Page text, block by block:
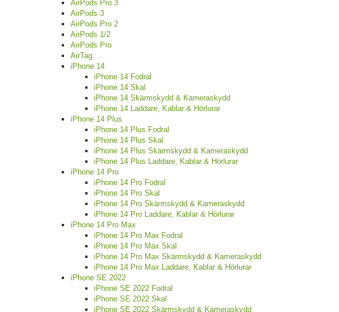
AirPods Pro 3
AirPods 3
AirPods Pro 2
AirPods 1/2
AirPods Pro
AirTag
iPhone 14
iPhone 14 Fodral
iPhone 14 Skal
iPhone 14 Skärmskydd & Kameraskydd
iPhone 14 Laddare, Kablar & Hörlurar
iPhone 14 Plus
iPhone 14 Plus Fodral
iPhone 14 Plus Skal
iPhone 14 Plus Skärmskydd & Kameraskydd
iPhone 14 Plus Laddare, Kablar & Hörlurar
iPhone 14 Pro
iPhone 14 Pro Fodral
iPhone 14 Pro Skal
iPhone 14 Pro Skärmskydd & Kameraskydd
iPhone 14 Pro Laddare, Kablar & Hörlurar
iPhone 14 Pro Max
iPhone 14 Pro Max Fodral
iPhone 14 Pro Max Skal
iPhone 14 Pro Max Skärmskydd & Kameraskydd
iPhone 14 Pro Max Laddare, Kablar & Hörlurar
iPhone SE 2022
iPhone SE 2022 Fodral
iPhone SE 2022 Skal
iPhone SE 2022 Skärmskydd & Kameraskydd